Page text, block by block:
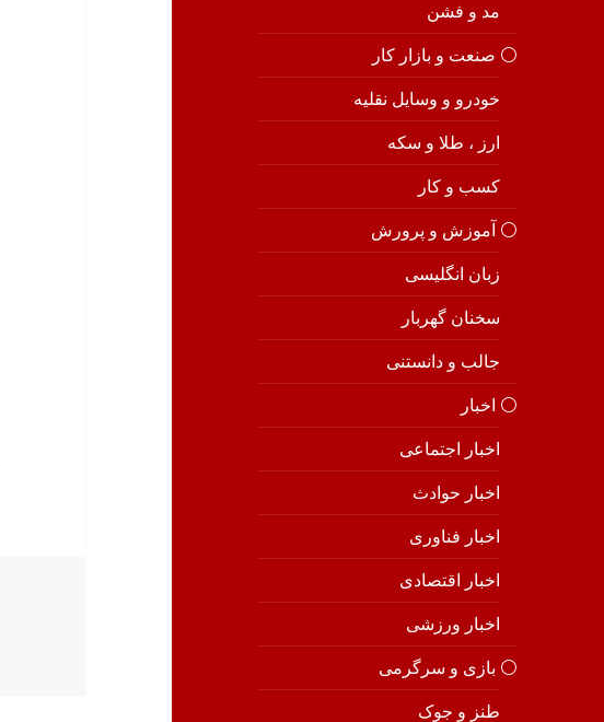
مد و فشن
⚪️ صنعت و بازار کار
خودرو و وسایل نقلیه
ارز ، طلا و سکه
کسب و کار
⚪️ آموزش و پرورش
زبان انگلیسی
سخنان گهربار
جالب و دانستنی
⚪️ اخبار
اخبار اجتماعی
اخبار حوادث
اخبار فناوری
اخبار اقتصادی
اخبار ورزشی
⚪️ بازی و سرگرمی
طنز و جوک